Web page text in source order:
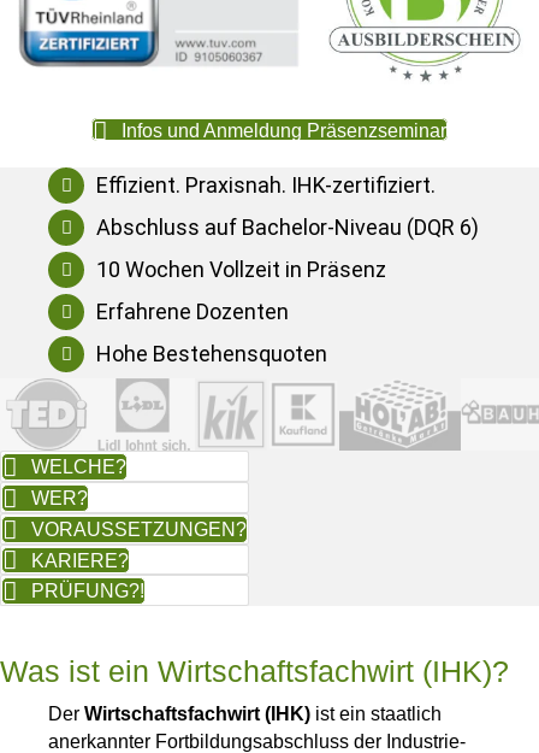
Infos und Anmeldung Präsenzseminar
Effizient. Praxisnah. IHK-zertifiziert.
Abschluss auf Bachelor-Niveau (DQR 6)
10 Wochen Vollzeit in Präsenz
Erfahrene Dozenten
Hohe Bestehensquoten
WELCHE?
WER?
VORAUSSETZUNGEN?
KARIERE?
PRÜFUNG?!
Was ist ein Wirtschaftsfachwirt (IHK)?
Der Wirtschaftsfachwirt (IHK) ist ein staatlich
anerkannter Fortbildungsabschluss der Industrie-